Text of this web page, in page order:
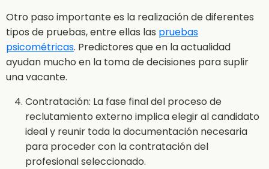
Otro paso importante es la realización de diferentes
tipos de pruebas, entre ellas las pruebas
psicométricas. Predictores que en la actualidad
ayudan mucho en la toma de decisiones para suplir
una vacante.
Contratación: La fase final del proceso de
reclutamiento externo implica elegir al candidato
ideal y reunir toda la documentación necesaria
para proceder con la contratación del
profesional seleccionado.